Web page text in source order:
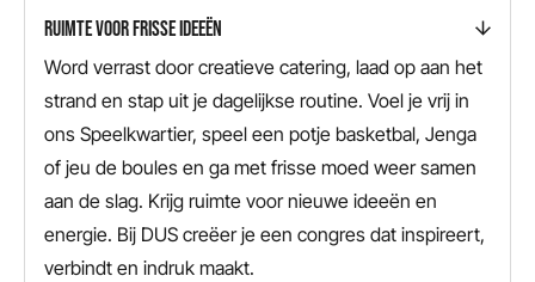
RUIMTE VOOR FRISSE IDEEËN
Word verrast door creatieve catering, laad op aan het
strand en stap uit je dagelijkse routine. Voel je vrij in
ons Speelkwartier, speel een potje basketbal, Jenga
of jeu de boules en ga met frisse moed weer samen
aan de slag. Krijg ruimte voor nieuwe ideeën en
energie. Bij DUS creëer je een congres dat inspireert,
verbindt en indruk maakt.